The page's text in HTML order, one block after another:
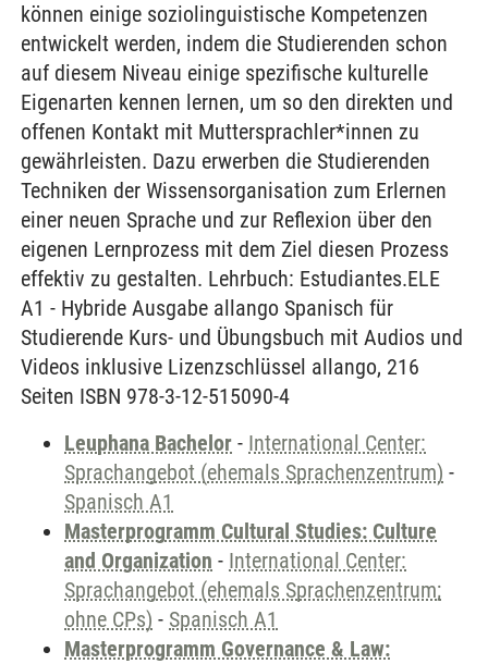
können einige soziolinguistische Kompetenzen
entwickelt werden, indem die Studierenden schon
auf diesem Niveau einige spezifische kulturelle
Eigenarten kennen lernen, um so den direkten und
offenen Kontakt mit Muttersprachler*innen zu
gewährleisten. Dazu erwerben die Studierenden
Techniken der Wissensorganisation zum Erlernen
einer neuen Sprache und zur Reflexion über den
eigenen Lernprozess mit dem Ziel diesen Prozess
effektiv zu gestalten. Lehrbuch: Estudiantes.ELE
A1 - Hybride Ausgabe allango Spanisch für
Studierende Kurs- und Übungsbuch mit Audios und
Videos inklusive Lizenzschlüssel allango, 216
Seiten ISBN 978-3-12-515090-4
Leuphana Bachelor - International Center:
Sprachangebot (ehemals Sprachenzentrum) -
Spanisch A1
Masterprogramm Cultural Studies: Culture
and Organization - International Center:
Sprachangebot (ehemals Sprachenzentrum;
ohne CPs) - Spanisch A1
Masterprogramm Governance & Law: